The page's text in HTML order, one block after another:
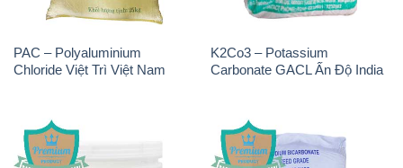
PAC – Polyaluminium
Chloride Việt Trì Việt Nam
K2Co3 – Potassium
Carbonate GACL Ấn Độ India